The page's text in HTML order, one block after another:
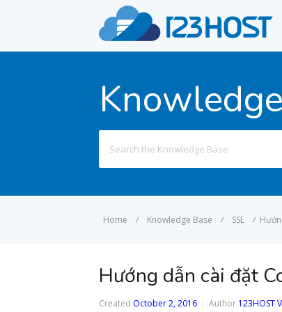
for:
Home / Knowledge Base / SSL /
Hướng dẫn cài đặt
Created October 2, 2016 Author 123HOST